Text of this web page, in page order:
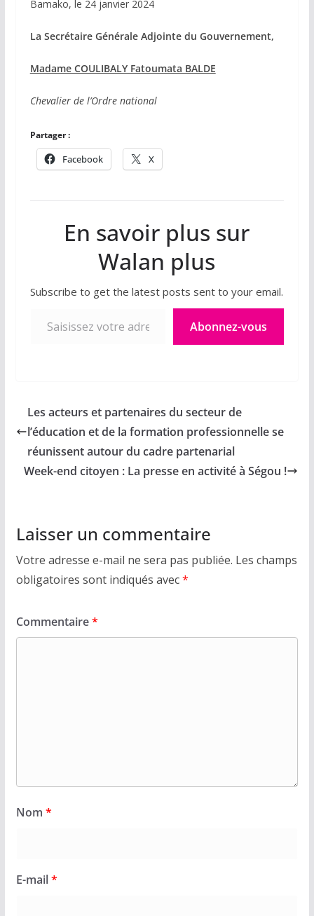
Bamako, le 24 janvier 2024
La Secrétaire Générale Adjointe du Gouvernement,
Madame COULIBALY Fatoumata BALDE
Chevalier de l’Ordre national
Partager :
Facebook X
En savoir plus sur
Walan plus
Subscribe to get the latest posts sent to your email.
Abonnez-vous
Les acteurs et partenaires du secteur de
l’éducation et de la formation professionnelle se
réunissent autour du cadre partenarial
Week-end citoyen : La presse en activité à Ségou !
Laisser un commentaire
Votre adresse e-mail ne sera pas publiée. Les champs
obligatoires sont indiqués avec*
Commentaire*
Nom *
E-mail*